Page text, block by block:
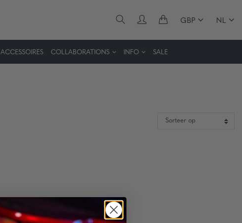
GBP NL
ACCESSOIRES COLLABORATIONS INFO SALE